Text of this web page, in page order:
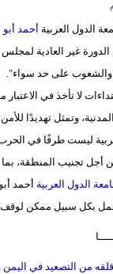
الدول العربية أحمد أبو
غير العادية
والشعوب على حد سواء".
لا تأخذ في الاعتبار
وتمثل تهديدًا
ليست طرفًا في
أجل تجنيب المنطقة، بما
الدول العربية أحمد
بكل سبيل ممكن لوقف
من التصعيد في اليمن